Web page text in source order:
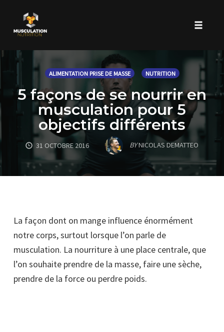
Skip
content
ALIMENTATION PRISE DE MASSE NUTRITION
5 façons de se nourrir en
musculation pour 5
objectifs différents
31 OCTOBRE 2016 BYNICOLAS DEMATTEO
La façon dont on mange influence énormément
notre corps, surtout lorsque l’on parle de
musculation. La nourriture à une place centrale, que
l’on souhaite prendre de la masse, faire une sèche,
prendre de la force ou perdre poids.